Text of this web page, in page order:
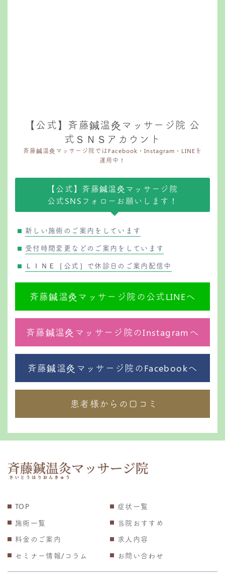
【公式】斉藤鍼温灸マッサージ院 公
式ＳＮＳアカウント
斉藤鍼温灸マッサージ院ではFacebook・Instagram・LINEを
運用中！
【公式】斉藤鍼温灸マッサージ院
公式SNSフォローお願いします！
新しい施術のご案内をしています
受付時間変更などのご案内をしています
ＬＩＮＥ［公式］で休診日のご案内配信中
斉藤鍼温灸マッサージ院の公式LINEへ
斉藤鍼温灸マッサージ院のInstagramへ
斉藤鍼温灸マッサージ院のFacebookへ
患者様からの口コミ
TOP
症状一覧
施術一覧
当院おすすめ
料金のご案内
求人内容
セミナー情報/コラム
お問い合わせ